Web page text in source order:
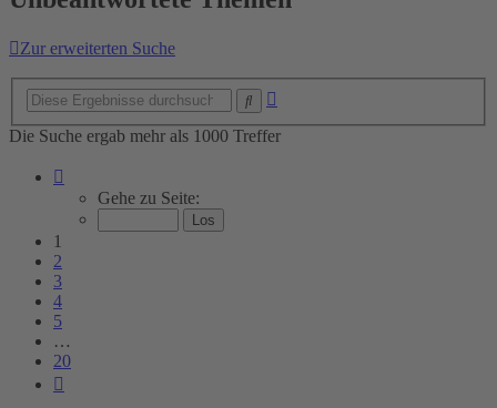
Zur erweiterten Suche
Die Suche ergab mehr als 1000 Treffer
von
Gehe zu Seite:
1
2
3
4
5
…
20